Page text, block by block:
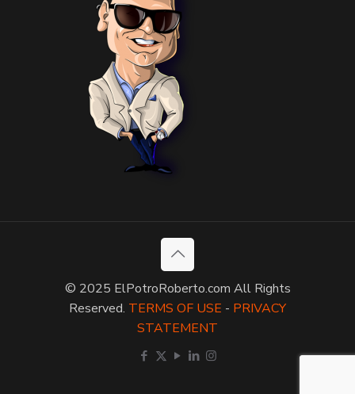
© 2025 ElPotroRoberto.com All Rights
Reserved. TERMS OF USE - PRIVACY
STATEMENT